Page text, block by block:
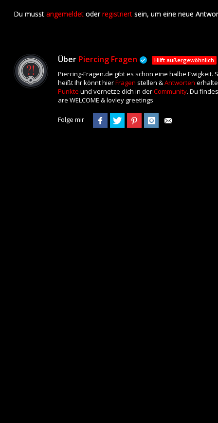
Du musst angemeldet oderregistriert sein, um eine neue
Über Piercing Fragen Hilft außergewöhnlich
Piercing-Fragen.de gibt es schon eine halbe
heißt Ihr könnt hierFragen stellen &Antworten
Punkte und vernetze dich in derCommunity. Du
are WELCOME & lovley greetings
Folge mir